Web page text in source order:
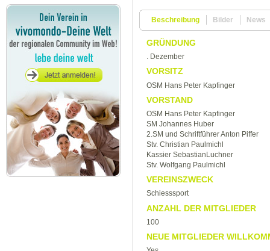
Beschreibung Bilder News
GRÜNDUNG
. Dezember
VORSITZ
OSM Hans Peter Kapfinger
VORSTAND
OSM Hans Peter Kapfinger
SM Johannes Huber
2.SM und Schriftführer Anton Piffer
Stv. Christian Paulmichl
Kassier SebastianLuchner
Stv. Wolfgang Paulmichl
VEREINSZWECK
Schiesssport
ANZAHL DER MITGLIEDER
100
NEUE MITGLIEDER